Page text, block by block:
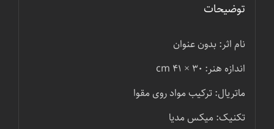
توضیحات
نام اثر: بدون عنوان
اندازه هنر: ۳۰ × ۴۱ cm
ماتریال: ترکیب مواد روی مقوا
تکنیک: میکس مدیا